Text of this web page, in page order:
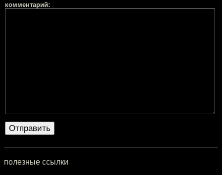
комментарий:
полезные ссылки